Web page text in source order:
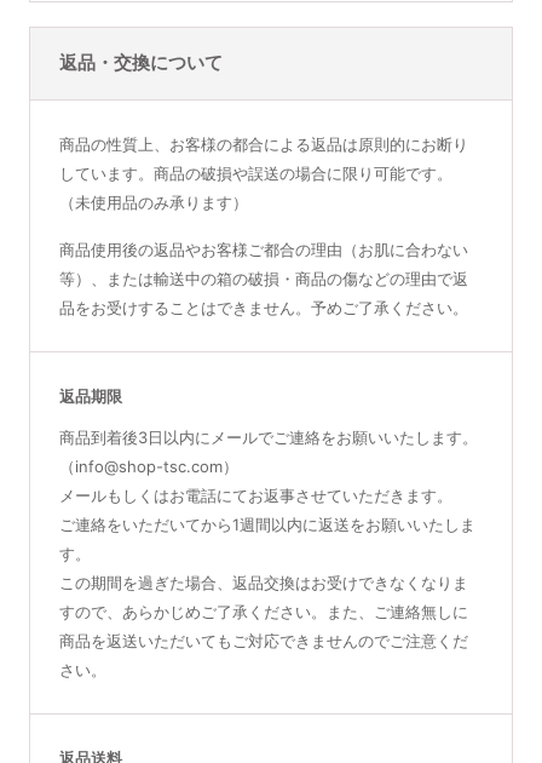
返品・交換について
商品の性質上、お客様の都合による返品は原則的にお断り
しています。商品の破損や誤送の場合に限り可能です。
（未使用品のみ承ります）
商品使用後の返品やお客様ご都合の理由（お肌に合わない
等）、または輸送中の箱の破損・商品の傷などの理由で返
品をお受けすることはできません。予めご了承ください。
返品期限
商品到着後3日以内にメールでご連絡をお願いいたします。
（info@shop-tsc.com）
メールもしくはお電話にてお返事させていただきます。
ご連絡をいただいてから1週間以内に返送をお願いいたしま
す。
この期間を過ぎた場合、返品交換はお受けできなくなりま
すので、あらかじめご了承ください。また、ご連絡無しに
商品を返送いただいてもご対応できませんのでご注意くだ
さい。
返品送料